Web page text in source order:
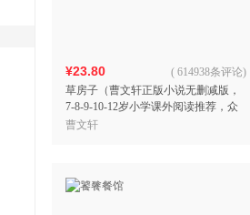
¥23.80
草房子（曹文轩正版小说无删减版，
7-8-9-10-12岁小学课外阅读推荐，众
多教师推荐阅读）
( 614938条评论)
曹文轩